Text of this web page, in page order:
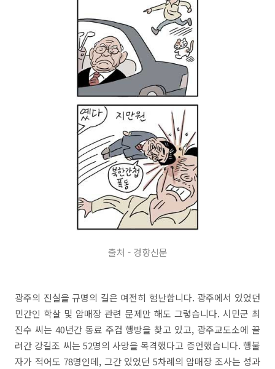
출처 - 경향신문
광주의 진실을 규명의 길은 여전히 험난합니다. 광주에서 있었던
민간인 학살 및 암매장 관련 문제만 해도 그렇습니다. 시민군 최
진수 씨는 40년간 동료 주검 행방을 찾고 있고, 광주교도소에 끌
려간 강길조 씨는 52명의 사망을 목격했다고 증언했습니다. 행불
자가 적어도 78명인데, 그간 있었던 5차례의 암매장 조사는 성과